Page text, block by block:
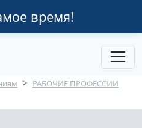
время!
РАБОЧИЕ ПРОФЕССИИ